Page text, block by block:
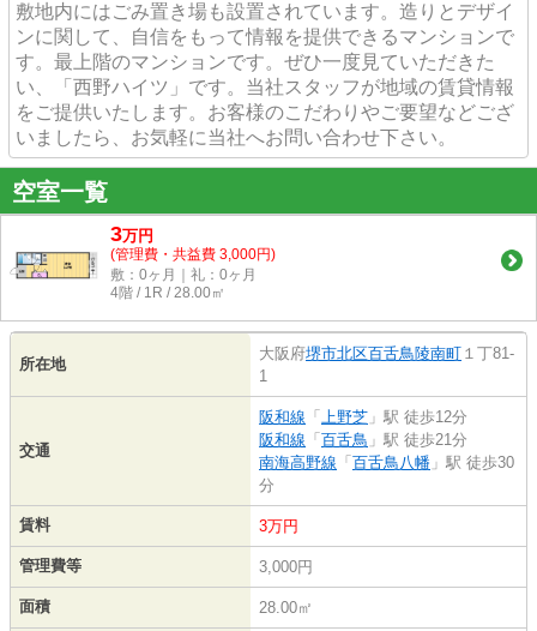
敷地内にはごみ置き場も設置されています。造りとデザイ
ンに関して、自信をもって情報を提供できるマンションで
す。最上階のマンションです。ぜひ一度見ていただきた
い、「西野ハイツ」です。当社スタッフが地域の賃貸情報
をご提供いたします。お客様のこだわりやご要望などござ
いましたら、お気軽に当社へお問い合わせ下さい。
空室一覧
3万円
(管理費・共益費 3,000円)
敷：0ヶ月｜礼：0ヶ月
4階 / 1R / 28.00㎡
所在地
大阪府堺市北区百舌鳥陵南町 １丁81-
1
交通
阪和線 「 上野芝 」駅 徒歩12分
阪和線 「 百舌鳥 」駅 徒歩21分
南海高野線 「 百舌鳥八幡 」駅 徒歩30
分
賃料 3万円
管理費等 3,000円
面積 28.00㎡